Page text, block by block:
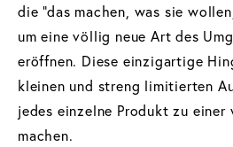
die "das machen, was sie
um eine völlig neue Art des
eröffnen. Diese einzigartige
kleinen und streng limitierten
jedes einzelne Produkt zu
machen.